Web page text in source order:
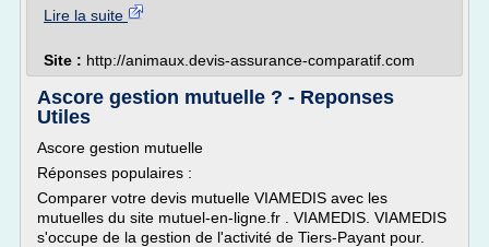
Lire la suite
Site : http://animaux.devis-assurance-comparatif.com
Ascore gestion mutuelle ? - Reponses
Utiles
Ascore gestion mutuelle
Réponses populaires :
Comparer votre devis mutuelle VIAMEDIS avec les
mutuelles du site mutuel-en-ligne.fr . VIAMEDIS. VIAMEDIS
s'occupe de la gestion de l'activité de Tiers-Payant pour.